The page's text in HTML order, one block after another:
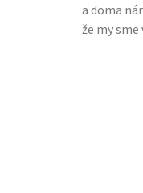
a doma
že my